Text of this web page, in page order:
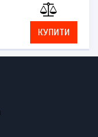
КУПИТИ